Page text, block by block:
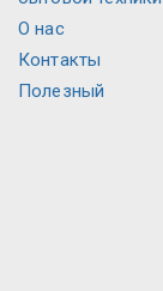
О нас
Контакты
Полезный